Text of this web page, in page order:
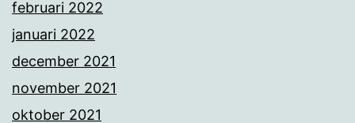
februari 2022
januari 2022
december 2021
november 2021
oktober 2021